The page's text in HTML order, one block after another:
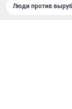
Люди против